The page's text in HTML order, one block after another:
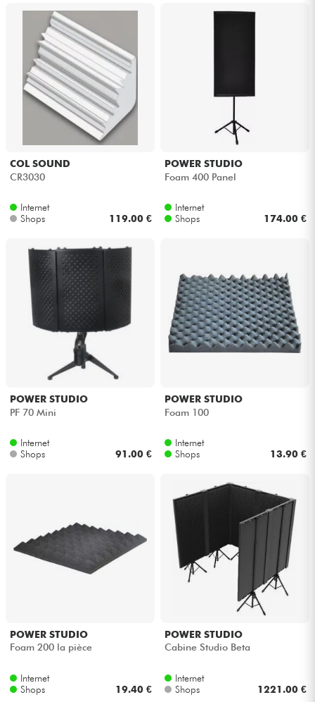
COL SOUND
CR3030
Internet
Shops
119.00 €
POWER STUDIO
Foam 400 Panel
Internet
Shops
174.00 €
POWER STUDIO
PF 70 Mini
Internet
Shops
91.00 €
POWER STUDIO
Foam 100
Internet
Shops
13.90 €
POWER STUDIO
Foam 200 la pièce
Internet
Shops
19.40 €
POWER STUDIO
Cabine Studio Beta
Internet
Shops
1221.00 €